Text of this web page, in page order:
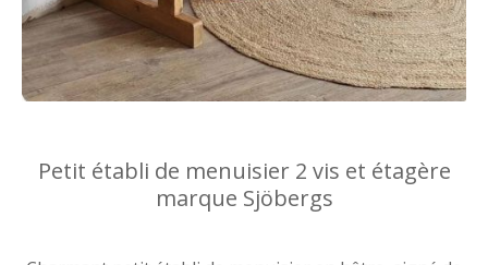
Petit établi de menuisier 2 vis et étagère
marque Sjöbergs